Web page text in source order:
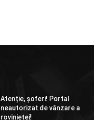
Atenție, șoferi! Portal
neautorizat de vânzare a
rovinietei!